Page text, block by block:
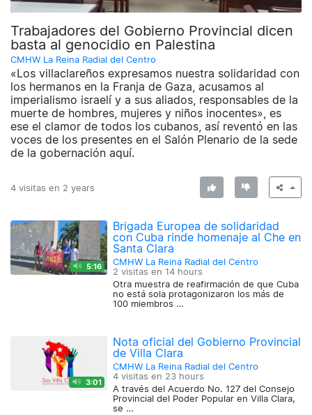
Trabajadores del Gobierno Provincial dicen
basta al genocidio en Palestina
CMHW La Reina Radial del Centro
«Los villaclareños expresamos nuestra solidaridad con
los hermanos en la Franja de Gaza, acusamos al
imperialismo israelí y a sus aliados, responsables de la
muerte de hombres, mujeres y niños inocentes», es
ese el clamor de todos los cubanos, así reventó en las
voces de los presentes en el Salón Plenario de la sede
de la gobernación aquí.
4 visitas en 2 years
5:16
Brigada Europea de solidaridad
con Cuba rinde homenaje al Che en
Santa Clara
CMHW La Reina Radial del Centro
2 visitas en 14 hours
Otra muestra de reafirmación de que Cuba
no está sola protagonizaron los más de
100 miembros …
3:01
Nota oficial del Gobierno Provincial
de Villa Clara
CMHW La Reina Radial del Centro
4 visitas en 23 hours
A través del Acuerdo No. 127 del Consejo
Provincial del Poder Popular en Villa Clara,
se …